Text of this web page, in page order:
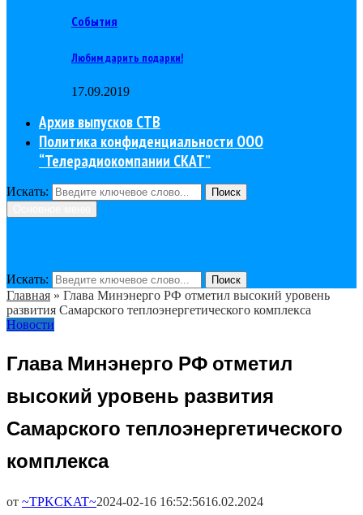
События
Любим дарить подарки!
17.09.2019
Архив выпусков СТВ
Политика конфиденциальности ООО
“Телерадиокомпании СКАТ”
Искать:
Поиск
Искать: Поиск
Главная » Глава Минэнерго РФ отметил высокий уровень
развития Самарского теплоэнергетического комплекса
Новости
Глава Минэнерго РФ отметил
высокий уровень развития
Самарского теплоэнергетического
комплекса
от ~TPKCKAT~2024-02-16 16:52:5616.02.2024